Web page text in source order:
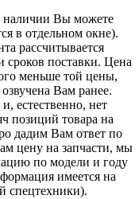
наличии Вы можете
в отдельном окне).
рассчитывается
сроков поставки. Цена
меньше той цены,
Вам ранее.
естественно, нет
позиций товара на
дадим Вам ответ по
цену на запчасти, мы
по модели и году
имеется на
спецтехники).